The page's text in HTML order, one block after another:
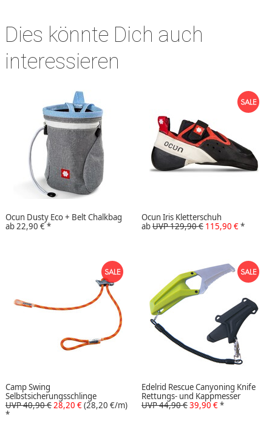
Dies könnte Dich auch
interessieren
Ocun Dusty Eco + Belt Chalkbag
ab22,90 €*
Ocun Iris Kletterschuh
abUVP 129,90 € 115,90 €*
Camp Swing
Selbstsicherungsschlinge
UVP 40,90 €28,20 €(28,20 €/m)
*
Edelrid Rescue Canyoning Knife
Rettungs- und Kappmesser
UVP 44,90 €39,90 €*